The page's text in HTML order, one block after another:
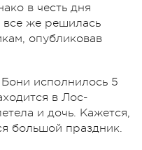
в честь дня
же решилась
опубликовав
исполнилось 5
в Лос-
и дочь. Кажется,
большой праздник.